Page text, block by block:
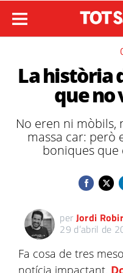
La història
que no
No eren ni mòbils,
massa car: però
boniques que
per Jordi
29 d’abril de
Fa cosa de tres
notícia impactant.